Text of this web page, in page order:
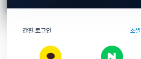
간편 로그인 소